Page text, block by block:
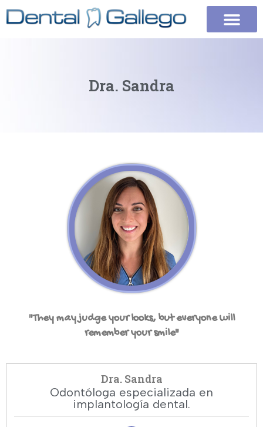
Dra. Sandra
"They may judge your looks, but everyone will
remember your smile"
Dra. Sandra
Odontóloga especializada en
implantología dental.